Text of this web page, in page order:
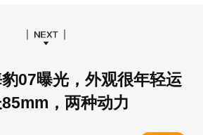
07曝光，外观很年轻运
，两种动力